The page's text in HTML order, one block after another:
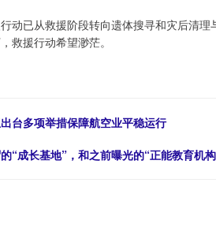
已从救援阶段转向遗体搜寻和灾后清理
救援行动希望渺茫。
台多项举措保障航空业平稳运行
“成长基地”，和之前曝光的“正能教育机